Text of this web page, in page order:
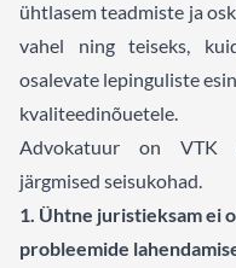
ühtlasem teadmiste ja
vahel ning teiseks,
osalevate lepinguliste
kvaliteedinõuetele.
Advokatuur on VTK
järgmised seisukohad.
1. Ühtne juristieksam ei
probleemide